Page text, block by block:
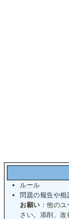
ルール
問題の報告や相
お願い ：他の
さい。添削、改